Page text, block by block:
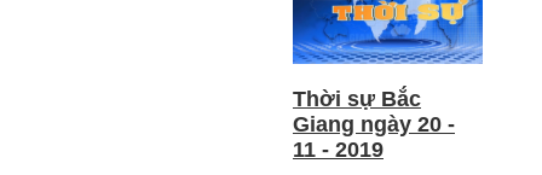
Thời sự Bắc
Giang ngày 20 -
11 - 2019